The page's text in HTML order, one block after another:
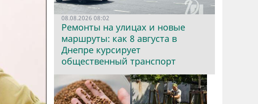
08.08.2026 08:02
Ремонты на улицах и новые
маршруты: как 8 августа в
Днепре курсирует
общественный транспорт